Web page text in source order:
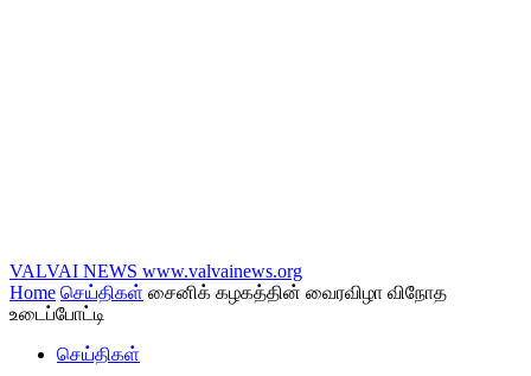
VALVAI NEWS www.valvainews.org
Home செய்திகள் சைனிக் கழகத்தின் வைரவிழா விநோத
உடைப்போட்டி
செய்திகள்